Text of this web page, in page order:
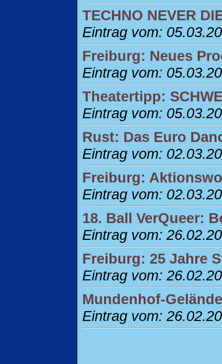
TECHNO NEVER
Eintrag vom:
Freiburg: Neues
Eintrag vom:
Theatertipp:
Eintrag vom:
Rust: Das Euro
Eintrag vom:
Freiburg:
Eintrag vom:
18. Ball VerQueer:
Eintrag vom:
Freiburg: 25 Jahre
Eintrag vom:
Mundenhof-
Eintrag vom: